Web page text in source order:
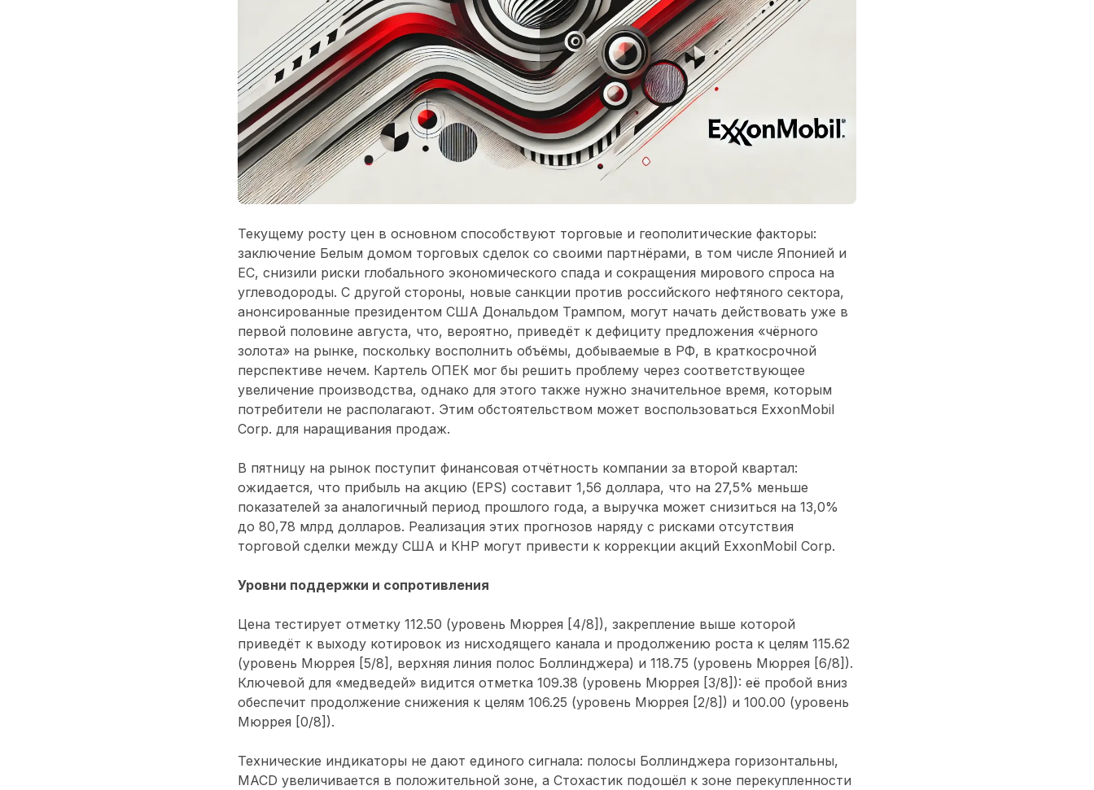
Текущему росту цен в основном способствуют торговые и геополитические факторы:
заключение Белым домом торговых сделок со своими партнёрами, в том числе Японией и
ЕС, снизили риски глобального экономического спада и сокращения мирового спроса на
углеводороды. С другой стороны, новые санкции против российского нефтяного сектора,
анонсированные президентом США Дональдом Трампом, могут начать действовать уже в
первой половине августа, что, вероятно, приведёт к дефициту предложения «чёрного
золота» на рынке, поскольку восполнить объёмы, добываемые в РФ, в краткосрочной
перспективе нечем. Картель ОПЕК мог бы решить проблему через соответствующее
увеличение производства, однако для этого также нужно значительное время, которым
потребители не располагают. Этим обстоятельством может воспользоваться ExxonMobil
Corp. для наращивания продаж.
В пятницу на рынок поступит финансовая отчётность компании за второй квартал:
ожидается, что прибыль на акцию (EPS) составит 1,56 доллара, что на 27,5% меньше
показателей за аналогичный период прошлого года, а выручка может снизиться на 13,0%
до 80,78 млрд долларов. Реализация этих прогнозов наряду с рисками отсутствия
торговой сделки между США и КНР могут привести к коррекции акций ExxonMobil Corp.
Уровни поддержки и сопротивления
Цена тестирует отметку 112.50 (уровень Мюррея [4/8]), закрепление выше которой
приведёт к выходу котировок из нисходящего канала и продолжению роста к целям 115.62
(уровень Мюррея [5/8], верхняя линия полос Боллинджера) и 118.75 (уровень Мюррея [6/8]).
Ключевой для «медведей» видится отметка 109.38 (уровень Мюррея [3/8]): её пробой вниз
обеспечит продолжение снижения к целям 106.25 (уровень Мюррея [2/8]) и 100.00 (уровень
Мюррея [0/8]).
Технические индикаторы не дают единого сигнала: полосы Боллинджера горизонтальны,
MACD увеличивается в положительной зоне, а Стохастик подошёл к зоне перекупленности